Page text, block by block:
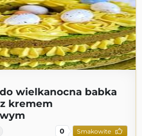
wielkanocna babka
kremem
0 Smakowite